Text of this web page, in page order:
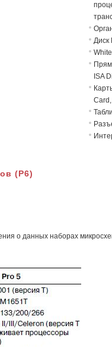
Диск
ISA
(P6)
о данных наборах